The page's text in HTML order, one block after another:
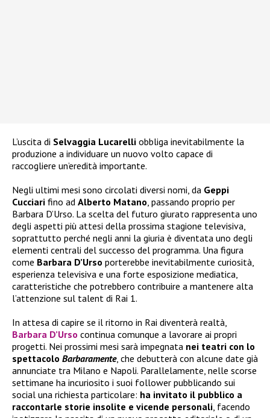
L’uscita di Selvaggia Lucarelli obbliga inevitabilmente la
produzione a individuare un nuovo volto capace di
raccogliere un’eredità importante.
Negli ultimi mesi sono circolati diversi nomi, da Geppi
Cucciari fino ad Alberto Matano , passando proprio per
Barbara D’Urso. La scelta del futuro giurato rappresenta uno
degli aspetti più attesi della prossima stagione televisiva,
soprattutto perché negli anni la giuria è diventata uno degli
elementi centrali del successo del programma. Una figura
come Barbara D’Urso porterebbe inevitabilmente curiosità,
esperienza televisiva e una forte esposizione mediatica,
caratteristiche che potrebbero contribuire a mantenere alta
l’attenzione sul talent di Rai 1.
In attesa di capire se il ritorno in Rai diventerà realtà,
Barbara D’Urso continua comunque a lavorare ai propri
progetti. Nei prossimi mesi sarà impegnata nei teatri con lo
spettacolo Barbaramente, che debutterà con alcune date già
annunciate tra Milano e Napoli. Parallelamente, nelle scorse
settimane ha incuriosito i suoi follower pubblicando sui
social una richiesta particolare: ha invitato il pubblico a
raccontarle storie insolite e vicende personali , facendo